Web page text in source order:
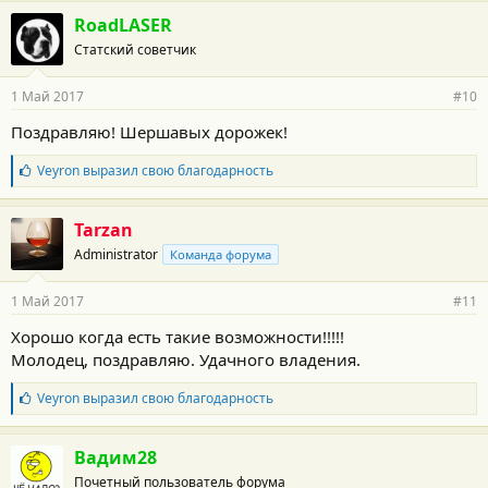
г
о
д
а
н
с
т
и
:
RoadLASER
Статский советчик
1 Май 2017 #10
Поздравляю! Шершавых дорожек!
Б
л
а
г
о
д
а
н
с
т
и
:
Veyronвыразил свою благодарность
Tarzan
Administrator Команда форума
1 Май 2017 #11
Хорошо когда есть такие возможности!!!!!
Молодец, поздравляю. Удачного владения.
Б
л
а
г
о
д
Veyronвыразил свою благодарность
Вадим28
Почетный пользователь форума